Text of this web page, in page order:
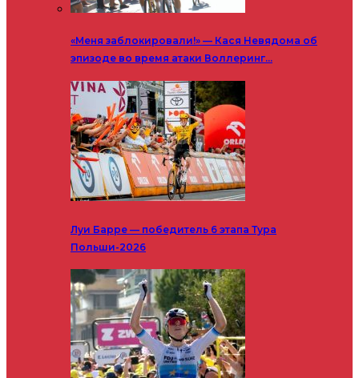
«Меня заблокировали!» — Кася Невядома об
эпизоде во время атаки Воллеринг…
Луи Барре — победитель 6 этапа Тура
Польши-2026